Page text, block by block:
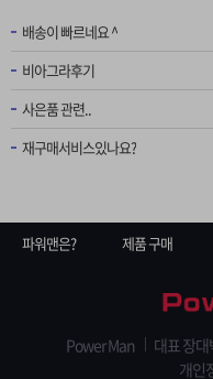
배송이 빠르네요 ^
비아그라후기
사은품 관련..
재구매서비스있나요?
파워맨은? 제품 구매
Power Man 대표 장대
개인